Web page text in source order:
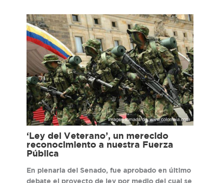
‘Ley del Veterano’, un merecido
reconocimiento a nuestra Fuerza
Pública
En plenaria del Senado, fue aprobado en último
debate el proyecto de ley por medio del cual se